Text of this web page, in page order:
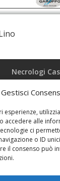
Gestisci
esperienze,
accedere alle
ci
o ID
il consenso può
Necrologi
grafica e Copyright
Monferrato